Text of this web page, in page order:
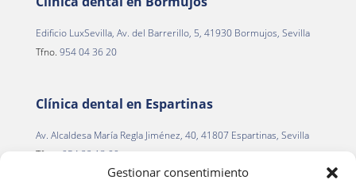
Gestionar consentimiento
Edificio LuxSevilla, Av. del Barrerillo, 5, 41930 Bormujos, Sevilla
Tfno. 954 04 36 20
Clínica dental en Espartinas
Av. Alcaldesa María Regla Jiménez, 40, 41807 Espartinas, Sevilla
Tfno.
954 22 13 00